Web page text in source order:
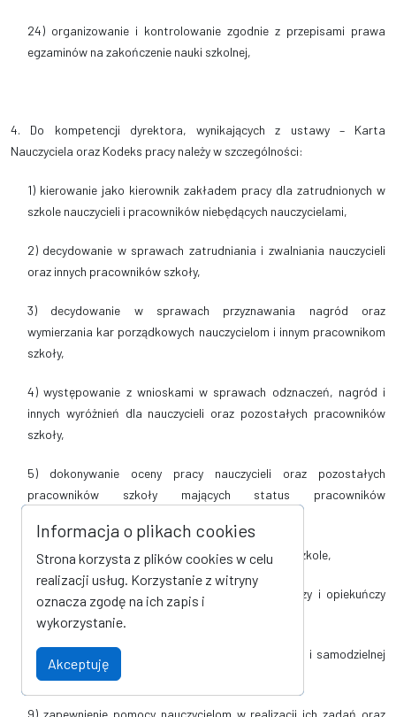
24) organizowanie i kontrolowanie zgodnie z przepisami prawa
egzaminów na zakończenie nauki szkolnej,
4. Do kompetencji dyrektora, wynikających z ustawy – Karta
Nauczyciela oraz Kodeks pracy należy w szczególności:
1) kierowanie jako kierownik zakładem pracy dla zatrudnionych w
szkole nauczycieli i pracowników niebędących nauczycielami,
2) decydowanie w sprawach zatrudniania i zwalniania nauczycieli
oraz innych pracowników szkoły,
3) decydowanie w sprawach przyznawania nagród oraz
wymierzania kar porządkowych nauczycielom i innym pracownikom
szkoły,
4) występowanie z wnioskami w sprawach odznaczeń, nagród i
innych wyróżnień dla nauczycieli oraz pozostałych pracowników
szkoły,
5) dokonywanie oceny pracy nauczycieli oraz pozostałych
pracowników szkoły mających status pracowników
6) sprawowanie opieki nad dziećmi uczącymi się w szkole,
7) odpowiedzialność za dydaktyczny, wychowawczy i opiekuńczy
poziom szkoły,
8) tworzenie warunków do rozwijania samorządnej i samodzielnej
pracy uczniów,
9) zapewnienie pomocy nauczycielom w realizacji ich zadań oraz
Informacja o plikach cookies
Strona korzysta z plików cookies w celu
realizacji usług. Korzystanie z witryny
oznacza zgodę na ich zapis i
wykorzystanie.
Akceptuję